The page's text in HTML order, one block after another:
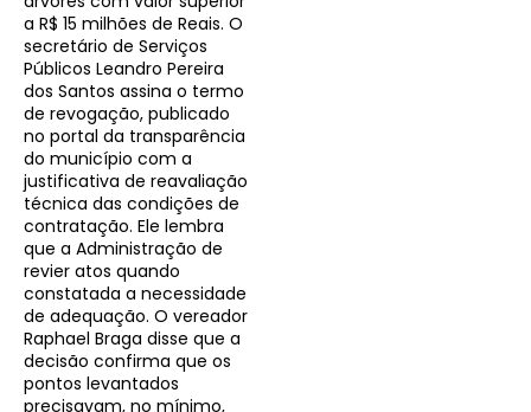
a R$ 15 milhões de Reais. O
secretário de Serviços
Públicos Leandro Pereira
dos Santos assina o termo
de revogação, publicado
no portal da transparência
do município com a
justificativa de reavaliação
técnica das condições de
contratação. Ele lembra
que a Administração de
revier atos quando
constatada a necessidade
de adequação. O vereador
Raphael Braga disse que a
decisão confirma que os
pontos levantados
precisavam, no mínimo,